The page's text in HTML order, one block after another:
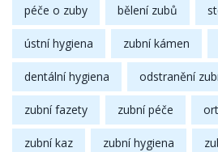
péče o zuby bělení zubů
ústní hygiena zubní kámen
dentální hygiena odstranění
zubní fazety zubní péče
zubní kaz zubní hygiena